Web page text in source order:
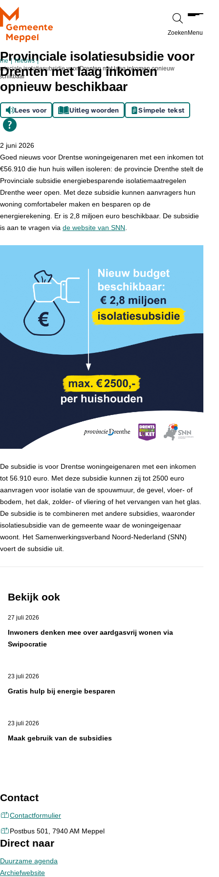
Ga naar de inhoud
Zoeken Menu
Nieuws
isolatiesubsidie voor Drenten met laag inkomen opnieuw
Provinciale isolatiesubsidie voor
Drenten met laag inkomen
opnieuw beschikbaar
Lees voor Uitleg woorden Simpele tekst
2 juni 2026
Goed nieuws voor Drentse woningeigenaren met een inkomen tot
€56.910 die hun huis willen isoleren: de provincie Drenthe stelt de
Provinciale subsidie energiebesparende isolatiemaatregelen
Drenthe weer open. Met deze subsidie kunnen aanvragers hun
woning comfortabeler maken en besparen op de
energierekening. Er is 2,8 miljoen euro beschikbaar. De subsidie
is aan te vragen via de website van SNN
De subsidie is voor Drentse woningeigenaren met een inkomen
tot 56.910 euro. Met deze subsidie kunnen zij tot 2500 euro
aanvragen voor isolatie van de spouwmuur, de gevel, vloer- of
bodem, het dak, zolder- of vliering of het vervangen van het glas.
De subsidie is te combineren met andere subsidies, waaronder
isolatiesubsidie van de gemeente waar de woningeigenaar
woont. Het Samenwerkingsverband Noord-Nederland (SNN)
voert de subsidie uit.
Bekijk ook
Inwoners denken mee over aardgasvrij wonen via
Swipocratie
27 juli 2026
Gratis hulp bij energie besparen
23 juli 2026
Maak gebruik van de subsidies
23 juli 2026
Contact
Contactformulier
Postbus 501, 7940 AM Meppel
Direct naar
Duurzame agenda
Archiefwebsite